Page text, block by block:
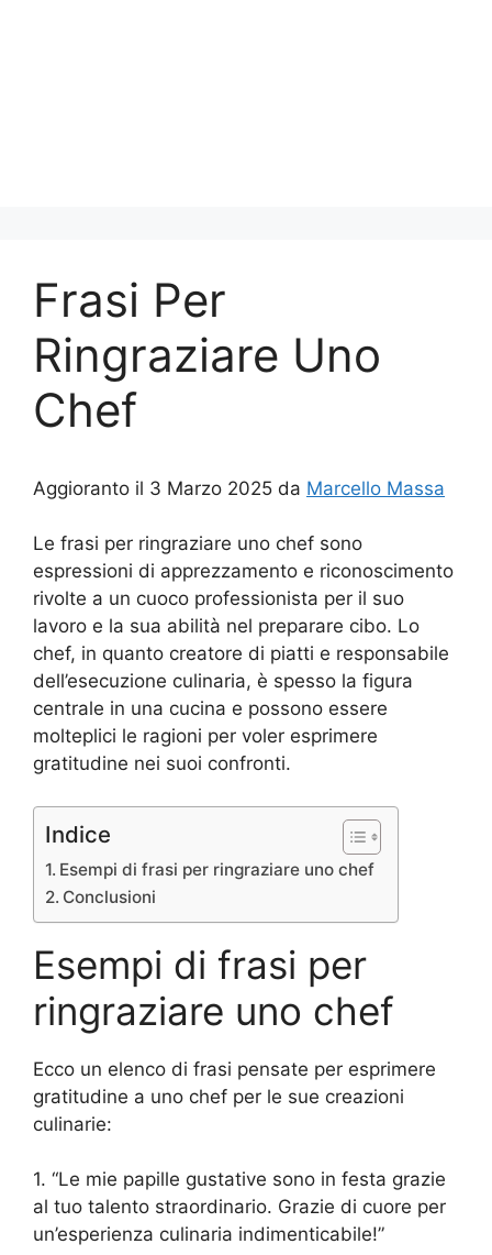
Frasi Per
Ringraziare Uno
Chef
Aggioranto il 3 Marzo 2025 da Marcello Massa
Le frasi per ringraziare uno chef sono
espressioni di apprezzamento e riconoscimento
rivolte a un cuoco professionista per il suo
lavoro e la sua abilità nel preparare cibo. Lo
chef, in quanto creatore di piatti e responsabile
dell’esecuzione culinaria, è spesso la figura
centrale in una cucina e possono essere
molteplici le ragioni per voler esprimere
gratitudine nei suoi confronti.
Indice
Esempi di frasi per ringraziare uno chef
Conclusioni
Esempi di frasi per
ringraziare uno chef
Ecco un elenco di frasi pensate per esprimere
gratitudine a uno chef per le sue creazioni
culinarie:
1. “Le mie papille gustative sono in festa grazie
al tuo talento straordinario. Grazie di cuore per
un’esperienza culinaria indimenticabile!”